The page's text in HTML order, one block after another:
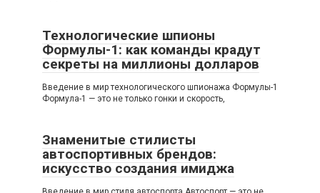
Технологические шпионы
Формулы-1: как команды крадут
секреты на миллионы долларов
Введение в мир технологического шпионажа Формулы-1
Формула-1 — это не только гонки и скорость,
Знаменитые стилисты
автоспортивных брендов:
искусство создания имиджа